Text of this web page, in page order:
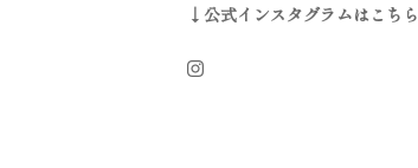
↓公式インスタグラムはこちら